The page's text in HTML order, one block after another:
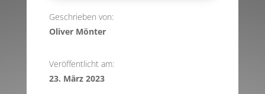
Geschrieben von:
Oliver Mönter
Veröffentlicht am:
23. März 2023